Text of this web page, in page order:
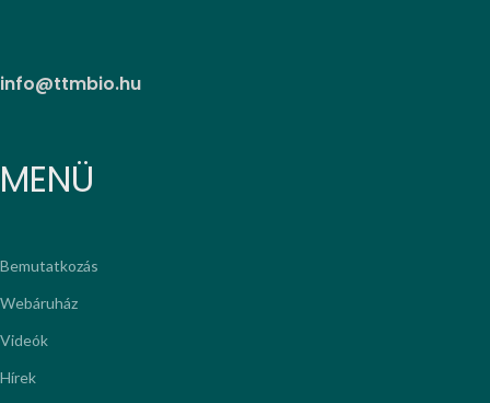
info@ttmbio.hu
MENÜ
Bemutatkozás
Webáruház
Videók
Hírek